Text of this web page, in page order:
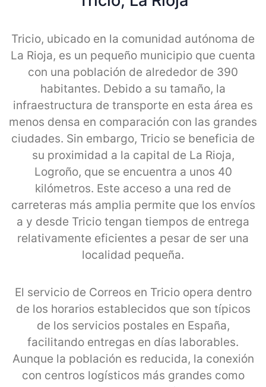
Tricio, ubicado en la comunidad autónoma de
La Rioja, es un pequeño municipio que cuenta
con una población de alrededor de 390
habitantes. Debido a su tamaño, la
infraestructura de transporte en esta área es
menos densa en comparación con las grandes
ciudades. Sin embargo, Tricio se beneficia de
su proximidad a la capital de La Rioja,
Logroño, que se encuentra a unos 40
kilómetros. Este acceso a una red de
carreteras más amplia permite que los envíos
a y desde Tricio tengan tiempos de entrega
relativamente eficientes a pesar de ser una
localidad pequeña.
El servicio de Correos en Tricio opera dentro
de los horarios establecidos que son típicos
de los servicios postales en España,
facilitando entregas en días laborables.
Aunque la población es reducida, la conexión
con centros logísticos más grandes como